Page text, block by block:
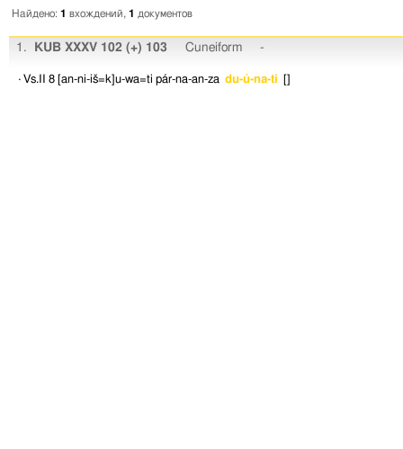
Найдено: 1 вхождений, 1 документов
1. KUB XXXV 102 (+) 103 Cuneiform -
· Vs.II 8 [an-ni-iš=k]u-wa=ti pár-na-an-za du-ú-na-ti []